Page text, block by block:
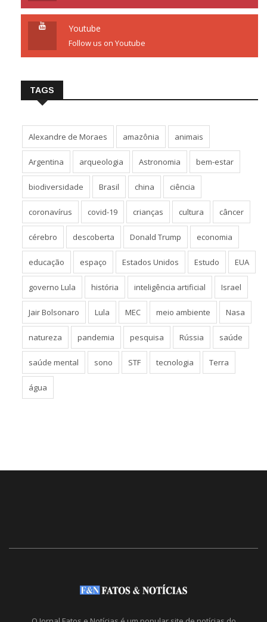
Youtube
Follow us on Youtube
TAGS
Alexandre de Moraes amazônia animais
Argentina arqueologia Astronomia bem-estar
biodiversidade Brasil china ciência
coronavírus covid-19 crianças cultura câncer
cérebro descoberta Donald Trump economia
educação espaço Estados Unidos Estudo EUA
governo Lula história inteligência artificial Israel
Jair Bolsonaro Lula MEC meio ambiente Nasa
natureza pandemia pesquisa Rússia saúde
saúde mental sono STF tecnologia Terra
água